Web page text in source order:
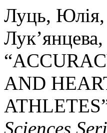
Луць, Юлія,
AND
Sciences